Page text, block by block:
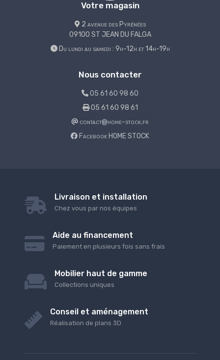
Votre magasin
2 avenue des Pyrénées
09100 ST JEAN DU FALGA
Du lundi au samedi : 9h-12h et 14h-19h
Nous contacter
05 61 60 98 60
05 61 60 98 61
contact@home-stock.fr
Facebook HOME STOCK
Livraison et installation
Chez vous par nos équipes
Aide au financement
Paiement en plusieurs fois sans frais
Mobilier haut de gamme
Collections uniques
Conseil et aménagement
Réalisation de plans 3D